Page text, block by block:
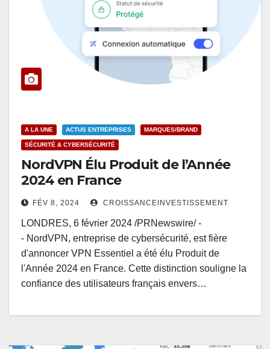
A LA UNE ACTUS ENTREPRISES MARQUES/BRAND
SÉCURITÉ & CYBERSÉCURITÉ
NordVPN Élu Produit de l’Année
2024 en France
FÉV 8, 2024 CROISSANCEINVESTISSEMENT
LONDRES, 6 février 2024 /PRNewswire/ -
- NordVPN, entreprise de cybersécurité, est fière
d'annoncer VPN Essentiel a été élu Produit de
l'Année 2024 en France. Cette distinction souligne la
confiance des utilisateurs français envers…